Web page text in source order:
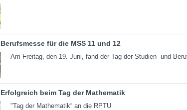
Berufsmesse für die MSS 11 und 12
Am Freitag, den 19. Juni, fand der Tag der Studien- und
Erfolgreich beim Tag der Mathematik
"Tag der Mathematik“ an die RPTU